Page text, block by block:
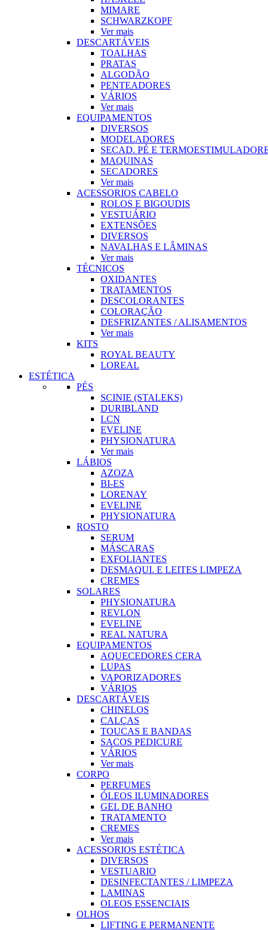
MIMARE
SCHWARZKOPF
Ver mais
DESCARTÁVEIS
TOALHAS
PRATAS
ALGODÃO
PENTEADORES
VÁRIOS
Ver mais
EQUIPAMENTOS
DIVERSOS
MODELADORES
SECAD. PÉ E
MAQUINAS
SECADORES
Ver mais
ACESSORIOS CABELO
ROLOS E BIGOUDIS
VESTUÁRIO
EXTENSÕES
DIVERSOS
NAVALHAS E LÂMINAS
Ver mais
TÉCNICOS
OXIDANTES
TRATAMENTOS
DESCOLORANTES
COLORAÇÃO
DESFRIZANTES / ALISAMENTOS
Ver mais
KITS
ROYAL BEAUTY
LOREAL
ESTÉTICA
PÉS
SCINIE (STALEKS)
DURIBLAND
LCN
EVELINE
PHYSIONATURA
Ver mais
LÁBIOS
AZOZA
BI-ES
LORENAY
EVELINE
PHYSIONATURA
ROSTO
SERUM
MÁSCARAS
EXFOLIANTES
DESMAQUI. E LEITES LIMPEZA
CREMES
SOLARES
PHYSIONATURA
REVLON
EVELINE
REAL NATURA
EQUIPAMENTOS
AQUECEDORES CERA
LUPAS
VAPORIZADORES
VÁRIOS
DESCARTÁVEIS
CHINELOS
CALÇAS
TOUCAS E BANDAS
SACOS PEDICURE
VÁRIOS
Ver mais
CORPO
PERFUMES
ÓLEOS ILUMINADORES
GEL DE BANHO
TRATAMENTO
CREMES
Ver mais
ACESSORIOS ESTÉTICA
DIVERSOS
VESTUARIO
DESINFECTANTES / LIMPEZA
LAMINAS
OLEOS ESSENCIAIS
OLHOS
LIFTING E PERMANENTE